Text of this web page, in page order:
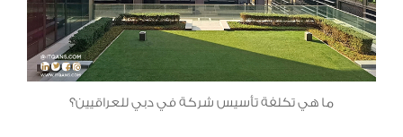
ما هي تكلفة تأسيس شركة في دبي للعراقيين؟